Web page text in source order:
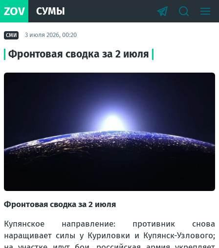
ZOV СУМЫ
СМИ 3 июля 2026, 00:20
Фронтовая сводка за 2 июля
Фронтовая сводка за 2 июля
Купянское направление: противник снова
наращивает силы у Куриловки и Купянск-Узлового;